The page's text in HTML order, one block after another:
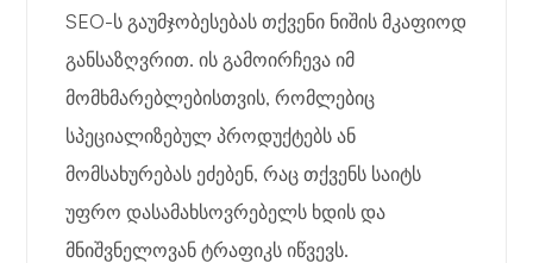
SEO-ს გაუმჯობესებას თქვენი ნიშის მკაფიოდ
განსაზღვრით. ის გამოირჩევა იმ
მომხმარებლებისთვის, რომლებიც
სპეციალიზებულ პროდუქტებს ან
მომსახურებას ეძებენ, რაც თქვენს საიტს
უფრო დასამახსოვრებელს ხდის და
მნიშვნელოვან ტრაფიკს იწვევს.